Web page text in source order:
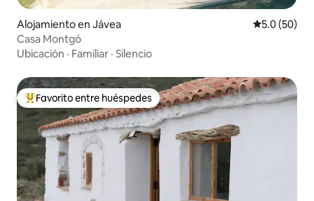
Alojamiento en Jávea Calificación
5.0 (50)
Casa Montgó
Ubicación · Familiar · Silencio
Favorito entre huéspedes preferido
Favorito entre huéspedes